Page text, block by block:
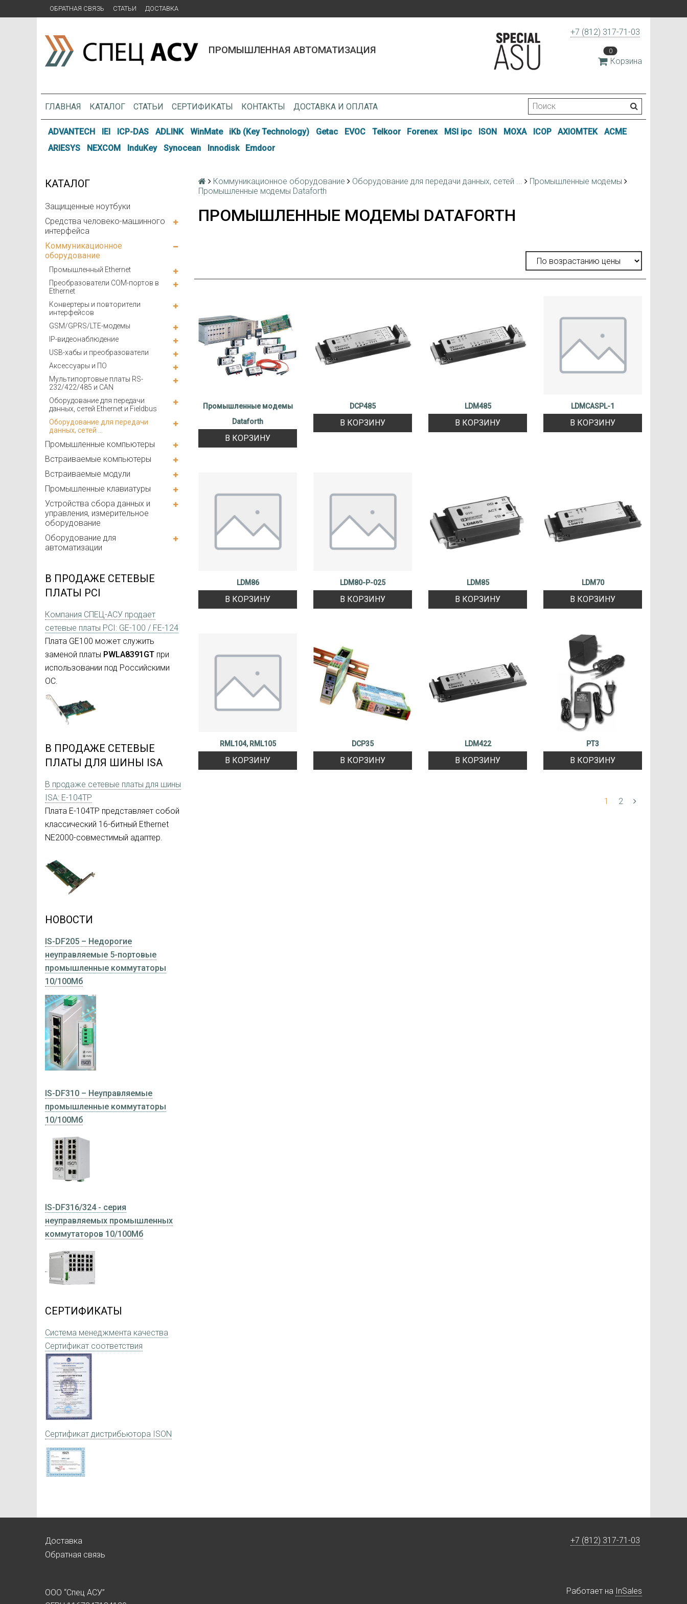
ОБРАТНАЯ СВЯЗЬ СТАТЬИ ДОСТАВКА
ПРОМЫШЛЕННАЯ АВТОМАТИЗАЦИЯ
+7 (812) 317-71-03
0
Корзина
ГЛАВНАЯ КАТАЛОГ СТАТЬИ СЕРТИФИКАТЫ КОНТАКТЫ ДОСТАВКА И ОПЛАТА
ADVANTECH IEI ICP-DAS ADLINK WinMate iKb (Key Technology) Getac EVOC Telkoor Forenex MSI ipc ISON MOXA ICOP AXIOMTEK
ACME
ARIESYS
NEXCOM InduKey Synocean Innodisk Emdoor
КАТАЛОГ
Защищенные ноутбуки
Средства человеко-машинного
интерфейса
Коммуникационное
оборудование
Промышленный Ethernet
Преобразователи COM-портов в
Ethernet
Конвертеры и повторители
интерфейсов
GSM/GPRS/LTE-модемы
IP-видеонаблюдение
USB-хабы и преобразователи
Аксессуары и ПО
Мультипортовые платы RS-
232/422/485 и CAN
Оборудование для передачи
данных, сетей Ethernet и Fieldbus
Оборудование для передачи
данных, сетей ...
Промышленные компьютеры
Встраиваемые компьютеры
Встраиваемые модули
Промышленные клавиатуры
Устройства сбора данных и
управления, измерительное
оборудование
Оборудование для
автоматизации
В ПРОДАЖЕ СЕТЕВЫЕ
ПЛАТЫ PCI
Компания СПЕЦ-АСУ продает
сетевые платы PCI: GE-100 / FE-124
Плата GE100 может служить
заменой платы PWLA8391GT при
использовании под Российскими
ОС.
В ПРОДАЖЕ СЕТЕВЫЕ
ПЛАТЫ ДЛЯ ШИНЫ ISA
В продаже сетевые платы для шины
ISA: E-104TP
Плата E-104TP представляет собой
классический 16-битный Ethernet
NE2000-совместимый адаптер.
НОВОСТИ
IS-DF205 – Недорогие
неуправляемые 5-портовые
промышленные коммутаторы
10/100Мб
IS-DF310 – Неуправляемые
промышленные коммутаторы
10/100Мб
IS-DF316/324 - серия
неуправляемых промышленных
коммутаторов 10/100Мб
СЕРТИФИКАТЫ
Система менеджмента качества
Сертификат соответствия
Сертификат дистрибьютора ISON
Коммуникационное оборудование Оборудование для передачи данных, сетей ...
Промышленные модемы
Промышленные модемы Dataforth
ПРОМЫШЛЕННЫЕ МОДЕМЫ DATAFORTH
Промышленные модемы
Dataforth
В КОРЗИНУ
DCP485
В КОРЗИНУ
LDM485
В КОРЗИНУ
LDMCASPL-1
В КОРЗИНУ
LDM86
В КОРЗИНУ
LDM80-P-025
В КОРЗИНУ
LDM85
В КОРЗИНУ
LDM70
В КОРЗИНУ
RML104, RML105
В КОРЗИНУ
DCP35
В КОРЗИНУ
LDM422
В КОРЗИНУ
PT3
В КОРЗИНУ
1 2
Доставка
Обратная связь
+7 (812) 317-71-03
ООО “Спец АСУ”
Работает на InSales